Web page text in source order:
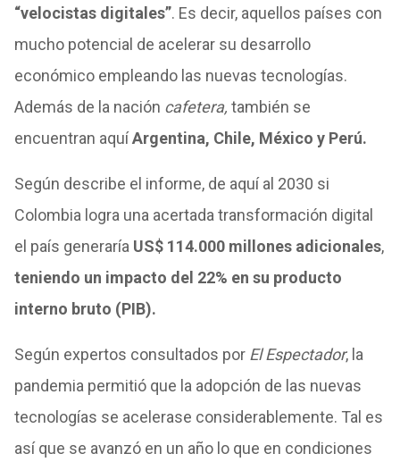
“velocistas digitales”. Es decir, aquellos países con
mucho potencial de acelerar su desarrollo
económico empleando las nuevas tecnologías.
Además de la nación cafetera, también se
encuentran aquíArgentina, Chile, México y Perú.
Según describe el informe, de aquí al 2030 si
Colombia logra una acertada transformación digital
el país generaría US$ 114.000 millones adicionales,
teniendo un impacto del 22% en su producto
interno bruto (PIB).
Según expertos consultados por El Espectador, la
pandemia permitió que la adopción de las nuevas
tecnologías se acelerase considerablemente. Tal es
así que se avanzó en un año lo que en condiciones